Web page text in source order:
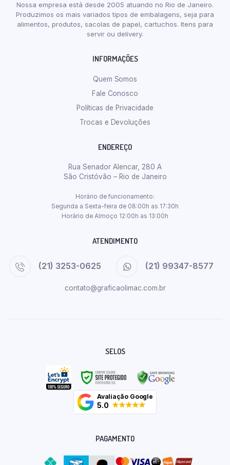
Nossa empresa está desde 2005 atuando no Rio de Janeiro.
Produzimos os mais variados tipos de embalagens, seja para
alimentos, produtos, sacolas de papel, cartuchos. Itens para
servir ou delivery.
INFORMAÇÕES
Quem Somos
Fale Conosco
Políticas de Privacidade
Trocas e Devoluções
ENDEREÇO
Rua Senador Alencar, 280 A
São Cristóvão – Rio de Janeiro
Horário de funcionamento:
Segunda a Sexta-feira de 08:00h as 17:30h
Horário de Almoço 12:00h as 13:00h
ATENDIMENTO
(21) 3253-0625 (21) 99347-8577
contato@graficaolimac.com.br
SELOS
Avaliação Google
5.0
PAGAMENTO